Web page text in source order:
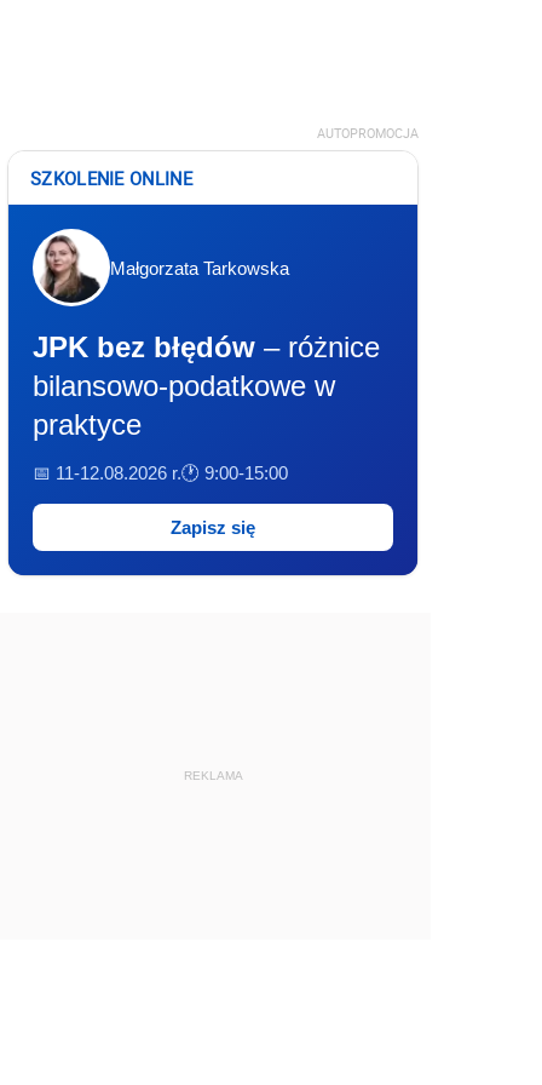
AUTOPROMOCJA
SZKOLENIE ONLINE
Małgorzata Tarkowska
JPK bez błędów – różnice
bilansowo-podatkowe w
praktyce
📅 11-12.08.2026 r.🕐 9:00-15:00
Zapisz się
REKLAMA